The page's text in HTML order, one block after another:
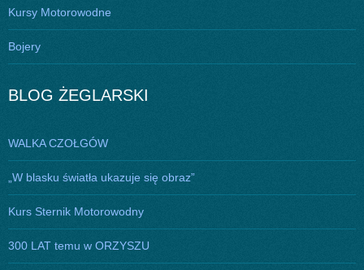
Kursy Motorowodne
Bojery
BLOG ŻEGLARSKI
WALKA CZOŁGÓW
„W blasku światła ukazuje się obraz”
Kurs Sternik Motorowodny
300 LAT temu w ORZYSZU